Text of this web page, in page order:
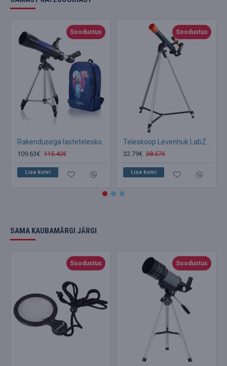
Soodustus
109.63€ 115.40€
Lisa korvi
Soodustus
32.79€ 38.57€
Lisa korvi
SAMA KAUBAMÄRGI JÄRGI
Soodustus Soodustus